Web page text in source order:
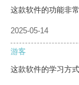
这款软件的功能非
2025-05-14
游客
这款软件的学习方